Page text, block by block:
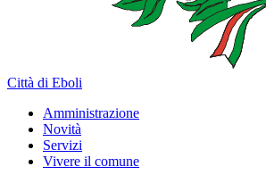
Città di Eboli
Amministrazione
Novità
Servizi
Vivere il comune